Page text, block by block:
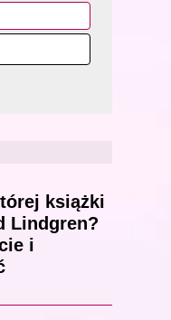
książki
Lindgren?
i